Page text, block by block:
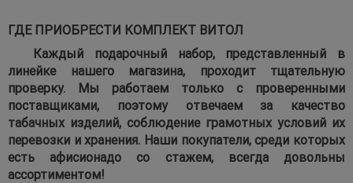
ГДЕ ПРИОБРЕСТИ КОМПЛЕКТ ВИТОЛ
Каждый подарочный набор, представленный в
линейке нашего магазина, проходит тщательную
проверку. Мы работаем только с проверенными
поставщиками, поэтому отвечаем за качество
табачных изделий, соблюдение грамотных условий их
перевозки и хранения. Наши покупатели, среди которых
есть афисионадо со стажем, всегда довольны
ассортиментом!